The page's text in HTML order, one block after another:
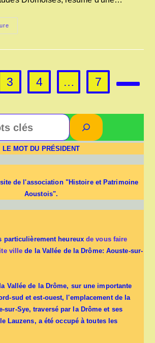
ET
SAILLANS-
3 4 … 7
Rechercher
LE MOT DU PRÉSIDENT
de l'association "Histoire et Patrimoine
Aoustois".
particulièrement heureuxde vous faire
ville de la Vallée de la Drôme: Aouste-sur-
Vallée de la Drôme, sur une importante
sud et est-ouest, l'emplacement de la
sur-Sye, traversé par la Drôme et ses
Lauzens, a été occupé à toutes les